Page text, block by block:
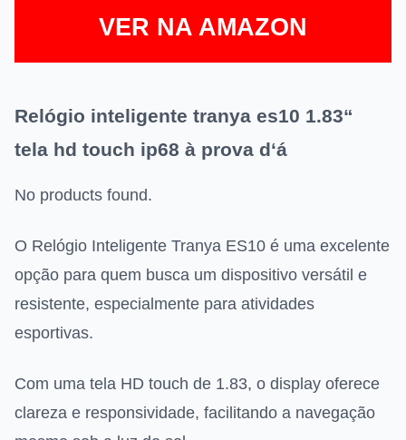
VER NA AMAZON
Relógio inteligente tranya es10 1.83“
tela hd touch ip68 à prova d‘á
No products found.
O Relógio Inteligente Tranya ES10 é uma excelente
opção para quem busca um dispositivo versátil e
resistente, especialmente para atividades
esportivas.
Com uma tela HD touch de 1.83, o display oferece
clareza e responsividade, facilitando a navegação